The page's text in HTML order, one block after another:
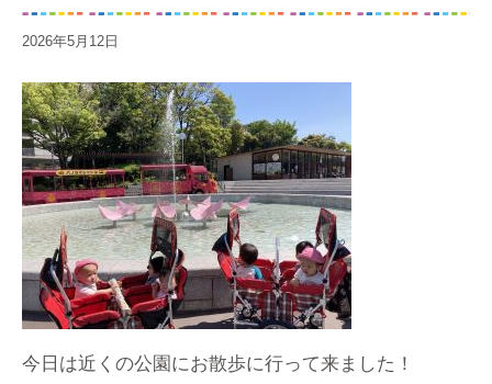
2026年5月12日
今日は近くの公園にお散歩に行って来ました！